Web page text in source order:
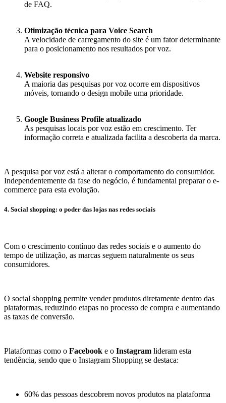
de FAQ.
Otimização técnica para Voice Search
A velocidade de carregamento do site é um fator determinante
para o posicionamento nos resultados por voz.
Website responsivo
A maioria das pesquisas por voz ocorre em dispositivos
móveis, tornando o design mobile uma prioridade.
Google Business Profile atualizado
As pesquisas locais por voz estão em crescimento. Ter
informação correta e atualizada facilita a descoberta da marca.
A pesquisa por voz está a alterar o comportamento do consumidor.
Independentemente da fase do negócio, é fundamental preparar o e-
commerce para esta evolução.
4. Social shopping: o poder das lojas nas redes sociais
Com o crescimento contínuo das redes sociais e o aumento do
tempo de utilização, as marcas seguem naturalmente os seus
consumidores.
O social shopping permite vender produtos diretamente dentro das
plataformas, reduzindo etapas no processo de compra e aumentando
as taxas de conversão.
Plataformas como o Facebook e o Instagram lideram esta
tendência, sendo que o Instagram Shopping se destaca:
60% das pessoas descobrem novos produtos na plataforma